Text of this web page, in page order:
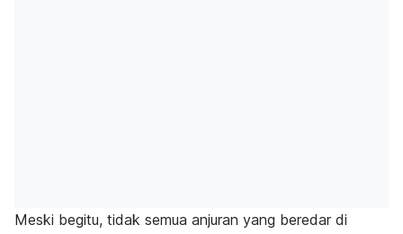
Meski begitu, tidak semua anjuran yang beredar di